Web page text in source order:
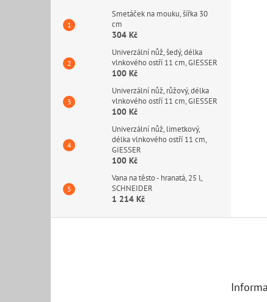
Smetáček na mouku, šířka 30
cm
304 Kč
Univerzální nůž, šedý, délka
vlnkového ostří 11 cm, GIESSER
100 Kč
Univerzální nůž, růžový, délka
vlnkového ostří 11 cm, GIESSER
100 Kč
Univerzální nůž, limetkový,
délka vlnkového ostří 11 cm,
GIESSER
100 Kč
Vana na těsto - hranatá, 25 l,
SCHNEIDER
1 214 Kč